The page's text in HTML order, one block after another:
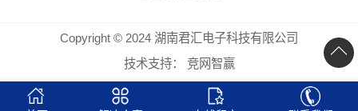
Copyright © 2024 湖南君汇电子科技有限公司
技术支持：
竞网智赢